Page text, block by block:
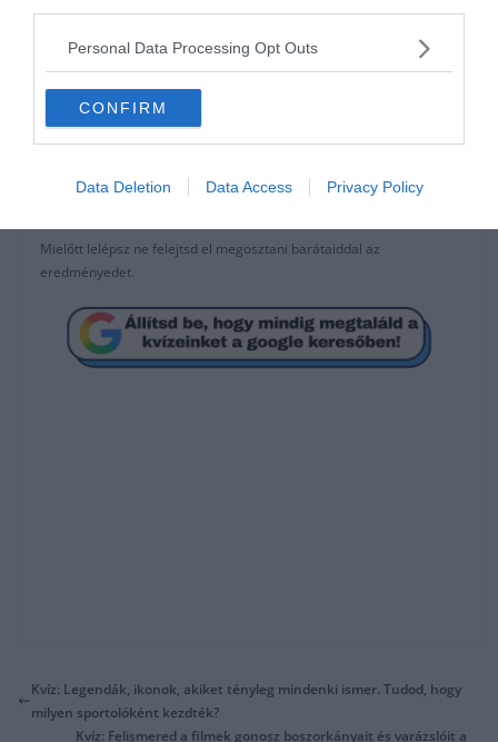
Personal Data Processing Opt Outs
CONFIRM
Data Deletion Data Access Privacy Policy
Hunyadi János erdélyi vajda és
magyar kormányzó
II. Ulászló
Ha érdekelnek további kvízekitt megtalálod őket, illetve
Mielőtt lelépsz ne felejtsd el megosztani barátaiddal az
eredményedet.
Kvíz: Legendák, ikonok, akiket tényleg mindenki ismer. Tudod, hogy
milyen sportolóként kezdték?
Kvíz: Felismered a filmek gonosz boszorkányait és varázslóit a